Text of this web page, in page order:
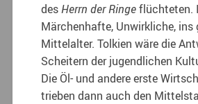
desHerrn der Ringeflüchteten.
Märchenhafte, Unwirkliche,
Mittelalter. Tolkien wäre die
Scheitern der jugendlichen
Die Öl- und andere erste
trieben dann auch den